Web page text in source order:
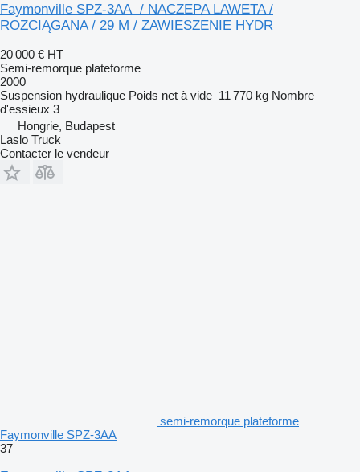
Faymonville SPZ-3AA / NACZEPA LAWETA /
ROZCIĄGANA / 29 M / ZAWIESZENIE HYDR
20 000 € HT
Semi-remorque plateforme
2000
Suspension hydraulique Poids net à vide 11 770 kg Nombre
d'essieux 3
Hongrie, Budapest
Laslo Truck
Contacter le vendeur
semi-remorque plateforme
Faymonville SPZ-3AA
37